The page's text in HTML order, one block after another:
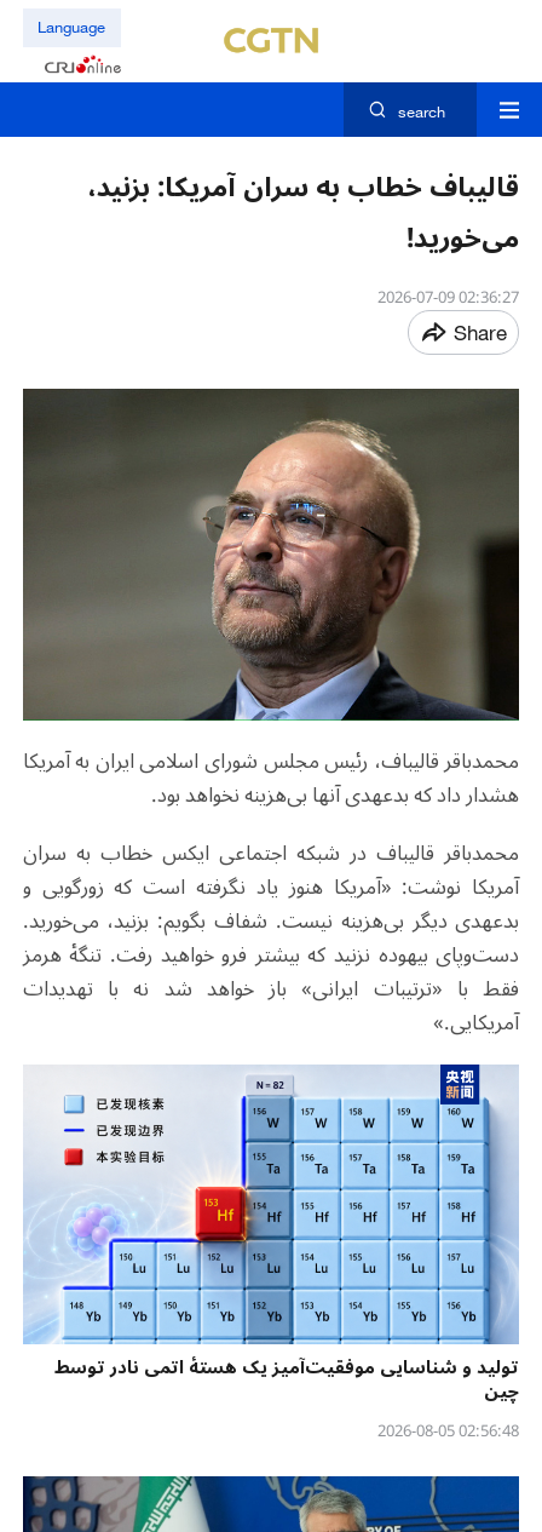
Language
search
قالیباف خطاب به سران آمریکا: بزنید،
می‌خورید!
02:36:27 2026-07-09
Share
محمدباقر قالیباف، رئیس مجلس شورای اسلامی ایران به آمریکا
هشدار داد که بدعهدی آنها بی‌هزینه نخواهد بود.
محمدباقر قالیباف در شبکه اجتماعی ایکس خطاب به سران
آمریکا نوشت: «آمریکا هنوز یاد نگرفته است که زورگویی و
بدعهدی دیگر بی‌هزینه نیست. شفاف بگویم: بزنید، می‌خورید.
دست‌وپای بیهوده نزنید که بیشتر فرو خواهید رفت. تنگهٔ هرمز
فقط با «ترتیبات ایرانی» باز خواهد شد نه با تهدیدات
آمریکایی.»
تولید و شناسایی موفقیت‌آمیز یک هستهٔ اتمی نادر توسط
چین
02:56:48 2026-08-05